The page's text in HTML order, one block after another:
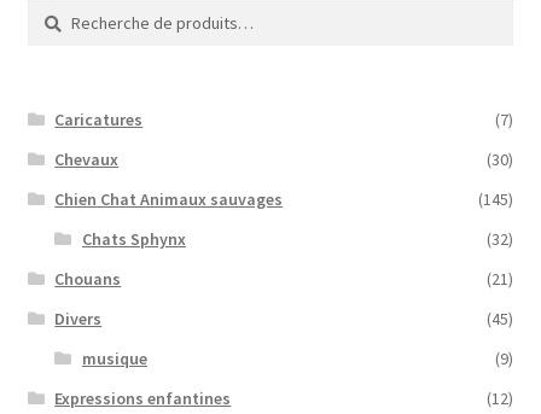
Recherche
pour :
Recherche
Caricatures
(7)
Chevaux
(30)
Chien Chat Animaux sauvages
(145)
Chats Sphynx
(32)
Chouans
(21)
Divers
(45)
musique
(9)
Expressions enfantines
(12)